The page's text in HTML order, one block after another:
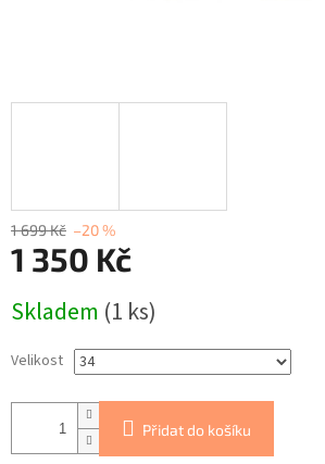
1 699 Kč –20 %
1 350 Kč
cena:
Skladem (1 ks)
Velikost
Přidat do košíku